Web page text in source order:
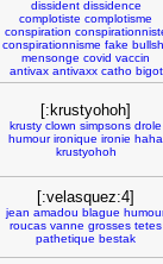
dissident dissidence
complotiste complotisme
conspiration
conspirationnisme fake
mensonge covid vaccin
antivax antivaxx catho bigot
[:krustyohoh]
krusty clown simpsons drole
humour ironique ironie haha
krustyohoh
[:velasquez:4]
jean amadou blague
roucas vanne grosses tetes
pathetique bestak